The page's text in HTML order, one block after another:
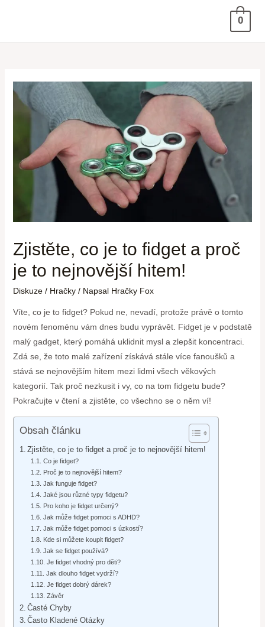
0
Zjistěte, co je to fidget a proč
je to nejnovější hitem!
Diskuze / Hračky/ Napsal Hračky Fox
Víte, co je to fidget? Pokud ne, nevadí, protože právě o tomto
novém fenoménu vám dnes budu vyprávět. Fidget je v podstatě
malý gadget, který pomáhá uklidnit mysl a zlepšit koncentraci.
Zdá se, že toto malé zařízení získává stále více fanoušků a
stává se nejnovějším hitem mezi lidmi všech věkových
kategorií. Tak proč nezkusit i vy, co na tom fidgetu bude?
Pokračujte v čtení a zjistěte, co všechno se o něm ví!
Obsah článku
Zjistěte, co je to fidget a proč je to nejnovější hitem!
Co je fidget?
Proč je to nejnovější hitem?
Jak funguje fidget?
Jaké jsou různé typy fidgetu?
Pro koho je fidget určený?
Jak může fidget pomoci s ADHD?
Jak může fidget pomoci s úzkostí?
Kde si můžete koupit fidget?
Jak se fidget používá?
Je fidget vhodný pro děti?
Jak dlouho fidget vydrží?
Je fidget dobrý dárek?
Závěr
Časté Chyby
Často Kladené Otázky